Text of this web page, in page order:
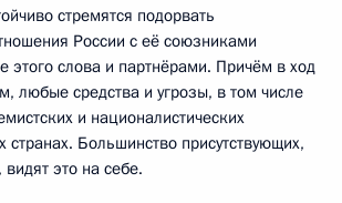
стремятся подорвать
России с её союзниками
этого слова и партнёрами. Причём в ход
любые средства и угрозы, в том числе
и националистических
Большинство присутствующих,
это на себе.